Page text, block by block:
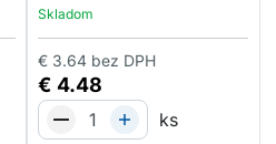
Skladom
€ 4.48
€ 3.64 bez DPH
ks